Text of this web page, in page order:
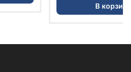
В корзину